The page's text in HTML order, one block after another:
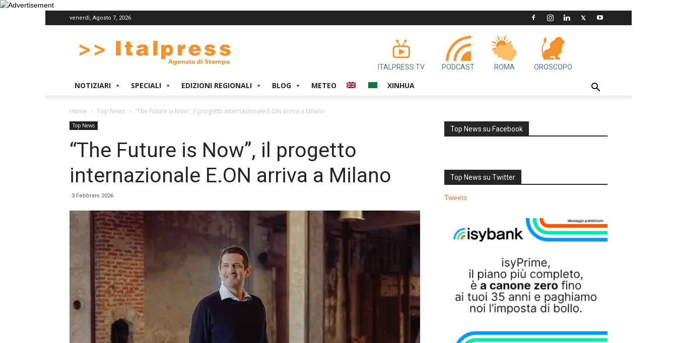
venerdì, Agosto 7, 2026
ITALPRESS TV PODCAST ROMA OROSCOPO
NOTIZIARI SPECIALI EDIZIONI REGIONALI BLOG METEO XINHUA
Home Top News “The Future is Now”, il progetto internazionale E.ON arriva a Milano
Top News
“The Future is Now”, il progetto
internazionale E.ON arriva a Milano
3 Febbraio 2026
Top News su Facebook
Top News su Twitter
Tweets